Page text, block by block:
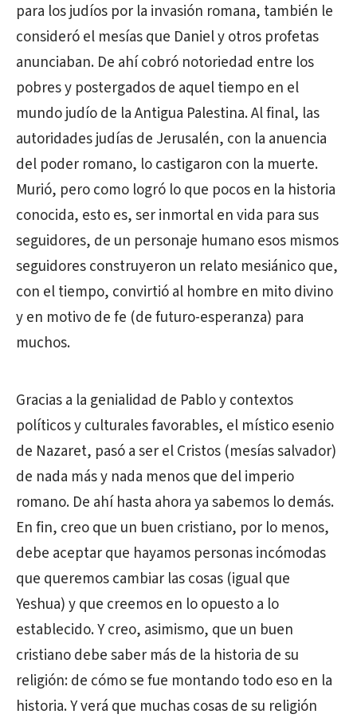
para los judíos por la invasión romana, también le
consideró el mesías que Daniel y otros profetas
anunciaban. De ahí cobró notoriedad entre los
pobres y postergados de aquel tiempo en el
mundo judío de la Antigua Palestina. Al final, las
autoridades judías de Jerusalén, con la anuencia
del poder romano, lo castigaron con la muerte.
Murió, pero como logró lo que pocos en la historia
conocida, esto es, ser inmortal en vida para sus
seguidores, de un personaje humano esos mismos
seguidores construyeron un relato mesiánico que,
con el tiempo, convirtió al hombre en mito divino
y en motivo de fe (de futuro-esperanza) para
muchos.
Gracias a la genialidad de Pablo y contextos
políticos y culturales favorables, el místico esenio
de Nazaret, pasó a ser el Cristos (mesías salvador)
de nada más y nada menos que del imperio
romano. De ahí hasta ahora ya sabemos lo demás.
En fin, creo que un buen cristiano, por lo menos,
debe aceptar que hayamos personas incómodas
que queremos cambiar las cosas (igual que
Yeshua) y que creemos en lo opuesto a lo
establecido. Y creo, asimismo, que un buen
cristiano debe saber más de la historia de su
religión: de cómo se fue montando todo eso en la
historia. Y verá que muchas cosas de su religión